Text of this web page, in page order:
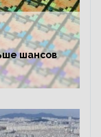
шансов